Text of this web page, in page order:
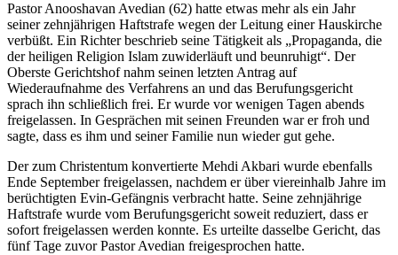
Pastor Anooshavan Avedian (62) hatte etwas mehr als ein Jahr
seiner zehnjährigen Haftstrafe wegen der Leitung einer Hauskirche
verbüßt. Ein Richter beschrieb seine Tätigkeit als „Propaganda, die
der heiligen Religion Islam zuwiderläuft und beunruhigt“. Der
Oberste Gerichtshof nahm seinen letzten Antrag auf
Wiederaufnahme des Verfahrens an und das Berufungsgericht
sprach ihn schließlich frei. Er wurde vor wenigen Tagen abends
freigelassen. In Gesprächen mit seinen Freunden war er froh und
sagte, dass es ihm und seiner Familie nun wieder gut gehe.
Der zum Christentum konvertierte Mehdi Akbari wurde ebenfalls
Ende September freigelassen, nachdem er über viereinhalb Jahre im
berüchtigten Evin-Gefängnis verbracht hatte. Seine zehnjährige
Haftstrafe wurde vom Berufungsgericht soweit reduziert, dass er
sofort freigelassen werden konnte. Es urteilte dasselbe Gericht, das
fünf Tage zuvor Pastor Avedian freigesprochen hatte.